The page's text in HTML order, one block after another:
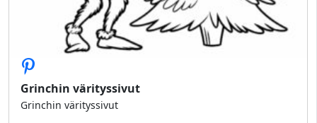
Grinchin värityssivut
Grinchin värityssivut